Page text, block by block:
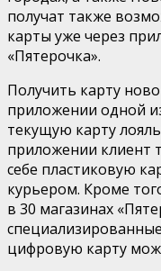
получат также
карты уже через
«Пятерочка».
Получить карту
приложении одной
текущую карту
приложении клиент
себе пластиковую
курьером. Кроме
в 30 магазинах
цифровую карту